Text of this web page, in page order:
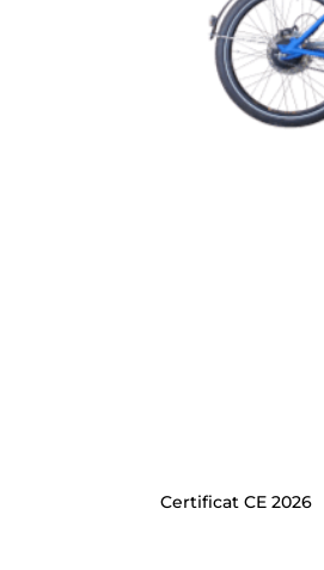
Certificat CE 2026